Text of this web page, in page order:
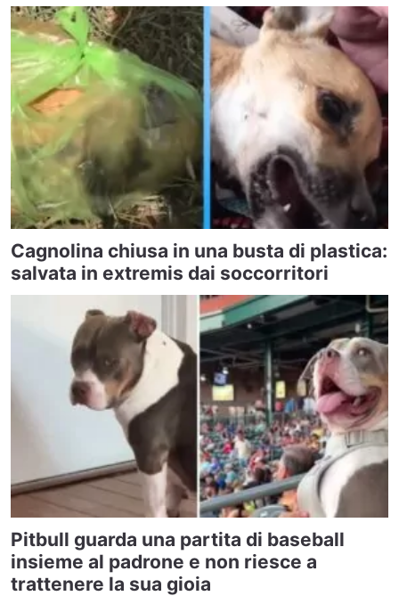
Cagnolina chiusa in una busta di plastica:
salvata in extremis dai soccorritori
Pitbull guarda una partita di baseball
insieme al padrone e non riesce a
trattenere la sua gioia